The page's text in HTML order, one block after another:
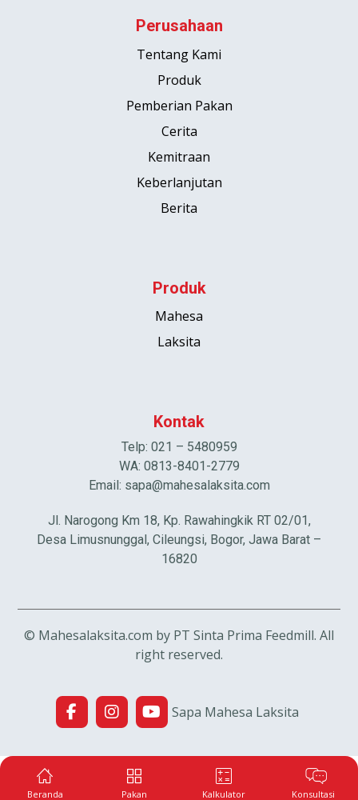
Perusahaan
Tentang Kami
Produk
Pemberian Pakan
Cerita
Kemitraan
Keberlanjutan
Berita
Produk
Mahesa
Laksita
Kontak
Telp: 021 – 5480959
WA: 0813-8401-2779
Email: sapa@mahesalaksita.com
Jl. Narogong Km 18, Kp. Rawahingkik RT 02/01,
Desa Limusnunggal, Cileungsi, Bogor, Jawa Barat –
16820
© Mahesalaksita.com by PT Sinta Prima Feedmill. All
right reserved.
Sapa Mahesa Laksita
Beranda Pakan Kalkulator Konsultasi